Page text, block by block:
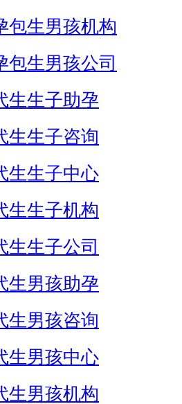
包生男孩机构
包生男孩公司
生生子助孕
生生子咨询
生生子中心
生生子机构
生生子公司
生男孩助孕
生男孩咨询
生男孩中心
生男孩机构